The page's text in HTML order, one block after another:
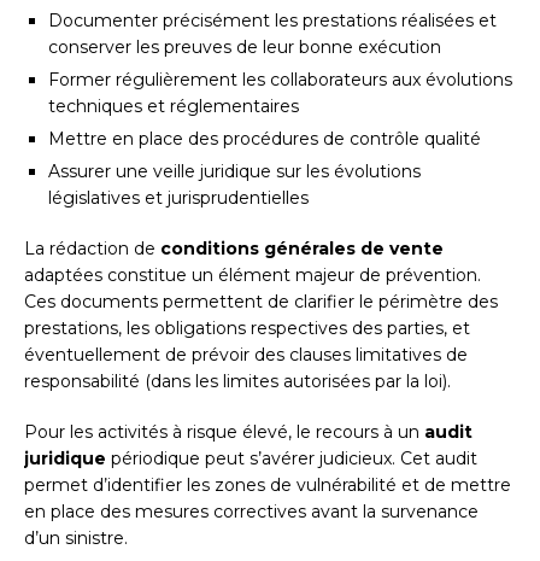
Documenter précisément les prestations réalisées et
conserver les preuves de leur bonne exécution
Former régulièrement les collaborateurs aux évolutions
techniques et réglementaires
Mettre en place des procédures de contrôle qualité
Assurer une veille juridique sur les évolutions
législatives et jurisprudentielles
La rédaction de conditions générales de vente
adaptées constitue un élément majeur de prévention.
Ces documents permettent de clarifier le périmètre des
prestations, les obligations respectives des parties, et
éventuellement de prévoir des clauses limitatives de
responsabilité (dans les limites autorisées par la loi).
Pour les activités à risque élevé, le recours à un audit
juridique périodique peut s’avérer judicieux. Cet audit
permet d’identifier les zones de vulnérabilité et de mettre
en place des mesures correctives avant la survenance
d’un sinistre.